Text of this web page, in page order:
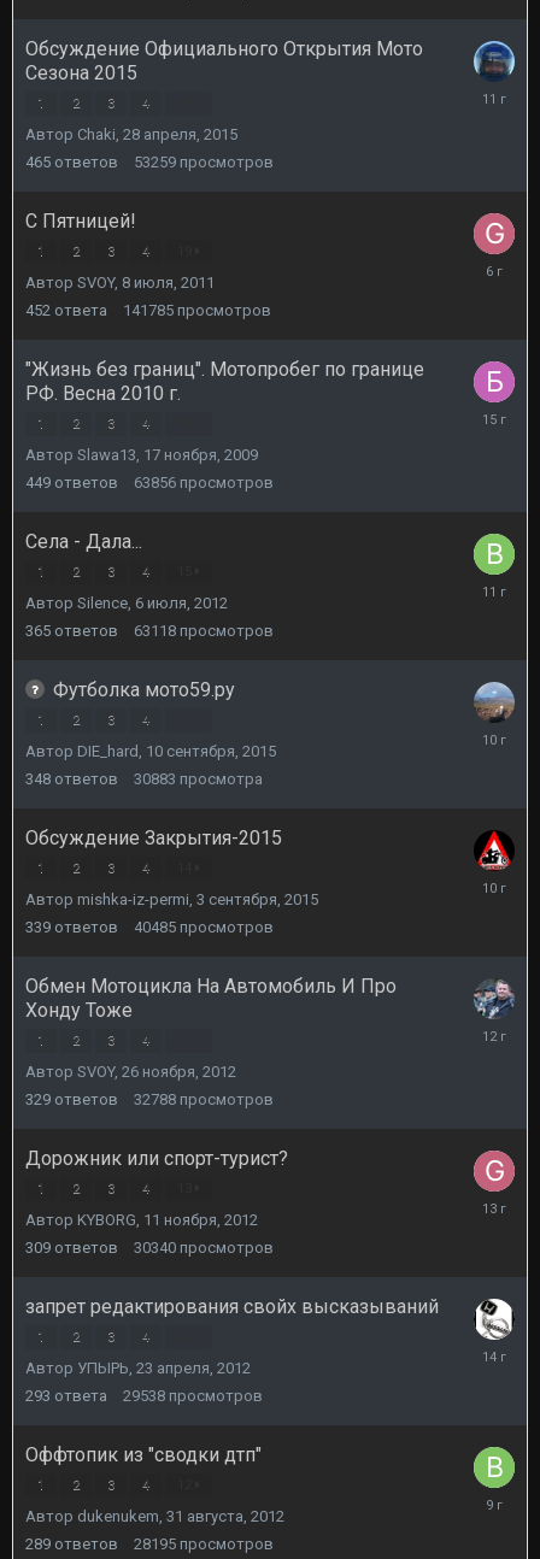
Обсуждение Официального Открытия Мото
Сезона 2015
1 2 3 4
Автор Chaki 28 апреля, 2015
465 ответов 53259 просмотров
С Пятницей!
1 2 3 4
Автор SVOY, 8 июля, 2011
452 ответа 141785 просмотров
18
"Жизнь без границ". Мотопробег по границе
РФ. Весна 2010 г.
1 2 3 4
Автор Slawa13 17 ноября, 2009
449 ответов 63856 просмотров
24
Села - Дала...
1 2 3 4
Автор Silence 6 июля, 2012
365 ответов 63118 просмотров
13
Футболка мото59.ру
1 2 3 4
Автор DIE_hard 10 сентября, 2015
348 ответов 30883 просмотра
22
Обсуждение Закрытия-2015
1 2 3 4
Автор mishka-iz-permi 3 сентября, 2015
339 ответов 40485 просмотров
30
Обмен Мотоцикла На Автомобиль И Про
Хонду Тоже
1 2 3 4
Автор SVOY, 26 ноября, 2012
329 ответов 32788 просмотров
23
Дорожник или спорт-турист?
1 2 3 4
Автор KYBORG 11 ноября, 2012
309 ответов 30340 просмотров
24
запрет редактирования свойх высказываний
1 2 3 4
Автор УПЫРЬ 23 апреля, 2012
293 ответа 29538 просмотров
24
Оффтопик из "сводки дтп"
1 2 3 4
Автор dukenukem 31 августа, 2012
289 ответов 28195 просмотров